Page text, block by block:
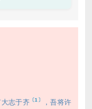
志于齐 〔1〕
，吾将许